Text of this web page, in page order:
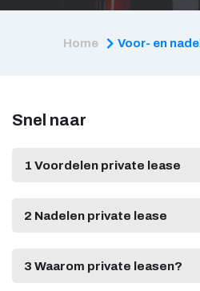
Home Voor- en
Snel naar
1 Voordelen private lease
2 Nadelen private lease
3 Waarom private leasen?